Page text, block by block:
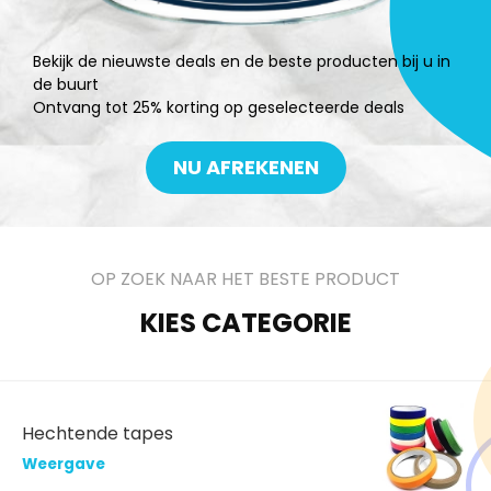
Bekijk de nieuwste deals en de beste producten bij u in
de buurt
Ontvang tot 25% korting op geselecteerde deals
NU AFREKENEN
OP ZOEK NAAR HET BESTE PRODUCT
KIES CATEGORIE
Hechtende tapes
Weergave